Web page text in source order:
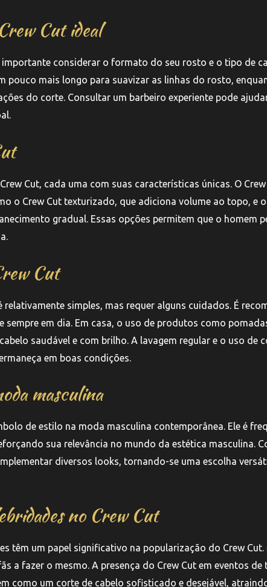
Cut ideal
importante considerar o formato do seu rosto e o tipo de
pouco mais longo para suavizar as linhas do rosto,
do corte. Consultar um barbeiro experiente pode
Cut, cada uma com suas características únicas. O
o Crew Cut texturizado, que adiciona volume ao topo, e
gradual. Essas opções permitem que o homem
Cut
relativamente simples, mas requer alguns cuidados. É
sempre em dia. Em casa, o uso de produtos como
saudável e com brilho. A lavagem regular e o uso de
em boas condições.
masculina
de estilo na moda masculina contemporânea. Ele é
sua relevância no mundo da estética masculina.
diversos looks, tornando-se uma escolha
no Crew Cut
têm um papel significativo na popularização do Crew
a fazer o mesmo. A presença do Crew Cut em eventos
como um corte de cabelo sofisticado e desejável,